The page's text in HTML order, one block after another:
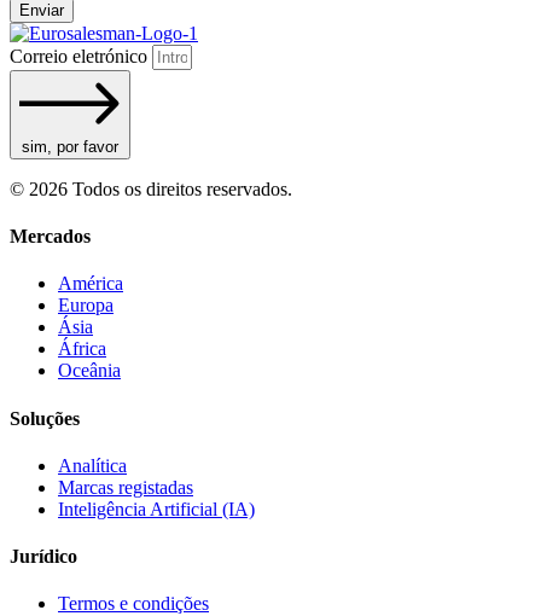
Enviar
Correio eletrónico
sim, por favor
© 2026 Todos os direitos reservados.
Mercados
América
Europa
Ásia
África
Oceânia
Soluções
Analítica
Marcas registadas
Inteligência Artificial (IA)
Jurídico
Termos e condições